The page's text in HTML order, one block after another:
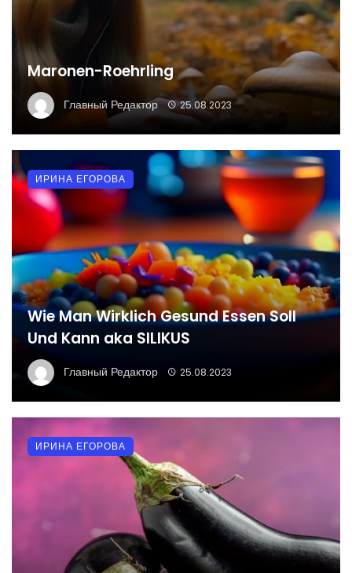
Maronen-Roehrling
Главный Редактор 25.08.2023
Wie Man Wirklich Gesund Essen Soll
Und Kann aka SILIKUS
Главный Редактор 25.08.2023
ИРИНА ЕГОРОВА
ИРИНА ЕГОРОВА